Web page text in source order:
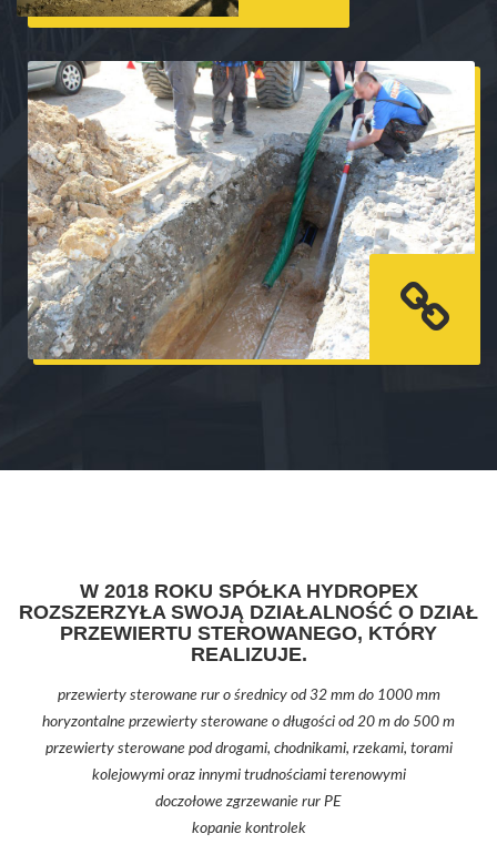
W 2018 ROKU SPÓŁKA HYDROPEX
ROZSZERZYŁA SWOJĄ DZIAŁALNOŚĆ O DZIAŁ
PRZEWIERTU STEROWANEGO, KTÓRY
REALIZUJE.
przewierty sterowane rur o średnicy od 32 mm do 1000 mm
horyzontalne przewierty sterowane o długości od 20 m do 500 m
przewierty sterowane pod drogami, chodnikami, rzekami, torami
kolejowymi oraz innymi trudnościami terenowymi
doczołowe zgrzewanie rur PE
kopanie kontrolek